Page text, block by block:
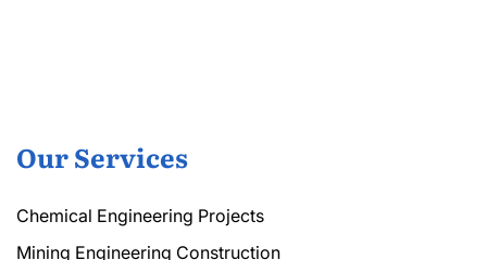
Our Services
Chemical Engineering Projects
Mining Engineering Construction